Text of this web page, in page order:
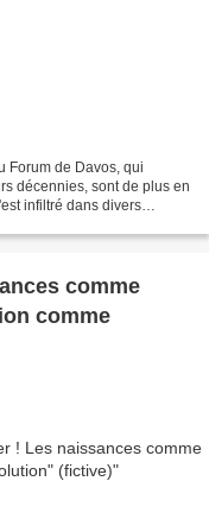
Forum de Davos, qui
décennies, sont de plus en
infiltré dans divers
comme